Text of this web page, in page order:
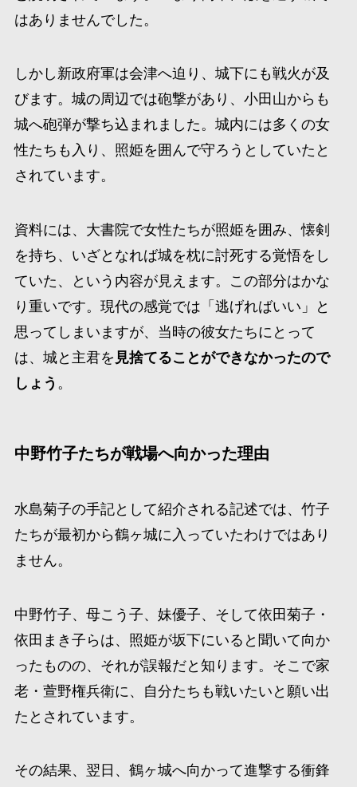
はありませんでした。
しかし新政府軍は会津へ迫り、城下にも戦火が及
びます。城の周辺では砲撃があり、小田山からも
城へ砲弾が撃ち込まれました。城内には多くの女
性たちも入り、照姫を囲んで守ろうとしていたと
されています。
資料には、大書院で女性たちが照姫を囲み、懐剣
を持ち、いざとなれば城を枕に討死する覚悟をし
ていた、という内容が見えます。この部分はかな
り重いです。現代の感覚では「逃げればいい」と
思ってしまいますが、当時の彼女たちにとって
は、城と主君を 見捨てることができなかったので
しょう 。
中野竹子たちが戦場へ向かった理由
水島菊子の手記として紹介される記述では、竹子
たちが最初から鶴ヶ城に入っていたわけではあり
ません。
中野竹子、母こう子、妹優子、そして依田菊子・
依田まき子らは、照姫が坂下にいると聞いて向か
ったものの、それが誤報だと知ります。そこで家
老・萱野権兵衛に、自分たちも戦いたいと願い出
たとされています。
その結果、翌日、鶴ヶ城へ向かって進撃する衝鋒